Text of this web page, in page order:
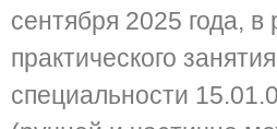
сентября 2025 года, в
практического
специальности